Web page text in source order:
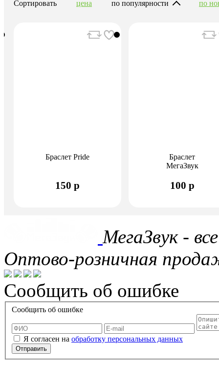
Сортировать цена по популярности по
Браслет Pride
150 р
Браслет
МегаЗвук
100 р
МегаЗвук -
Оптово-розничная
Сообщить об ошибке
Сообщить об ошибке
Я согласен на обработку персональных данных
Отправить